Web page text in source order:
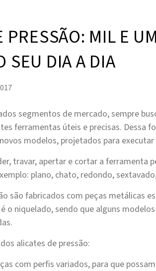
PRESSÃO: MIL E
SEU DIA A DIA
segmentos de mercado, sempre
ferramentas úteis e precisas. Dessa
modelos, projetados para
travar, apertar e cortar a ferramenta
plano, chato, redondo,
são fabricados com peças metálicas
o niquelado, sendo que alguns
alicates de pressão:
com perfis variados, para que